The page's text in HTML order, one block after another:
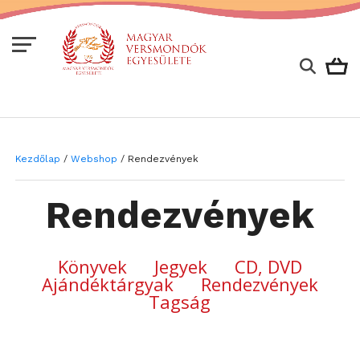
Kezdőlap / Webshop / Rendezvények
Rendezvények
Könyvek Jegyek CD, DVD
Ajándéktárgyak Rendezvények
Tagság